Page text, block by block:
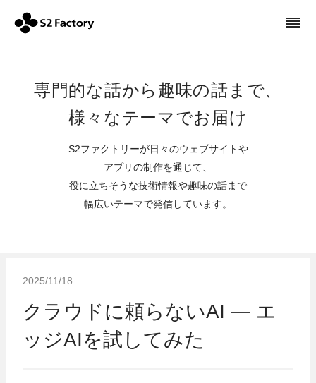
専門的な話から趣味の話まで、
様々なテーマでお届け
S2ファクトリーが日々のウェブサイトや
アプリの制作を通じて、
役に立ちそうな技術情報や趣味の話まで
幅広いテーマで発信しています。
2025/11/18
クラウドに頼らないAI ― エ
ッジAIを試してみた